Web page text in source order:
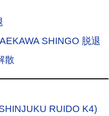
SHINGO 脱退
散
RUIDO K4)